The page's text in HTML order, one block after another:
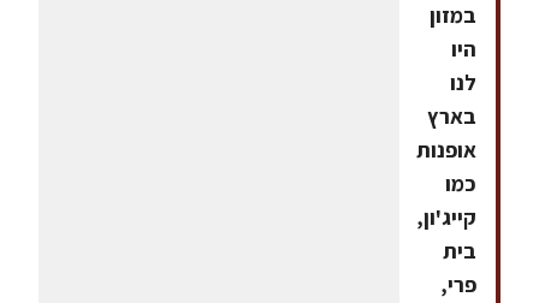
במזון
היו
לנו
בארץ
אופנות
כמו
קייג'ון,
בית
פרי,